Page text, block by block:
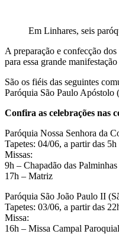
Em Linhares, seis
A preparação e confecção
para essa grande
São os fiéis das seguintes
Paróquia São Paulo Apóstolo
Confira as celebrações nas
Paróquia Nossa Senhora da
Tapetes: 04/06, a partir das 5h
Missas:
9h – Chapadão das
17h – Matriz
Paróquia São João Paulo II
Tapetes: 03/06, a partir das
Missa:
16h – Missa Campal